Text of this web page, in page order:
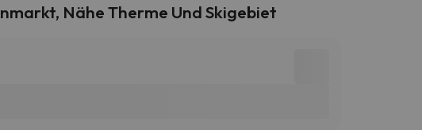
Nähe Therme Und Skigebiet